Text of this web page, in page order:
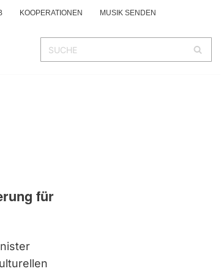
KOOPERATIONEN MUSIK SENDEN
für